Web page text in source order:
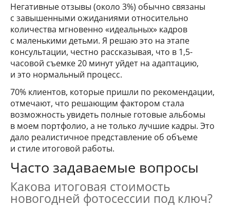
Негативные отзывы (около 3%) обычно связаны
с завышенными ожиданиями относительно
количества мгновенно «идеальных» кадров
с маленькими детьми. Я решаю это на этапе
консультации, честно рассказывая, что в 1,5-
часовой съемке 20 минут уйдет на адаптацию,
и это нормальный процесс.
70% клиентов, которые пришли по рекомендации,
отмечают, что решающим фактором стала
возможность увидеть полные готовые альбомы
в моем портфолио, а не только лучшие кадры. Это
дало реалистичное представление об объеме
и стиле итоговой работы.
Часто задаваемые вопросы
Какова итоговая стоимость
новогодней фотосессии под ключ?